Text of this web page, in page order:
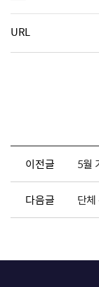
URL
이전글 5월
다음글 단체